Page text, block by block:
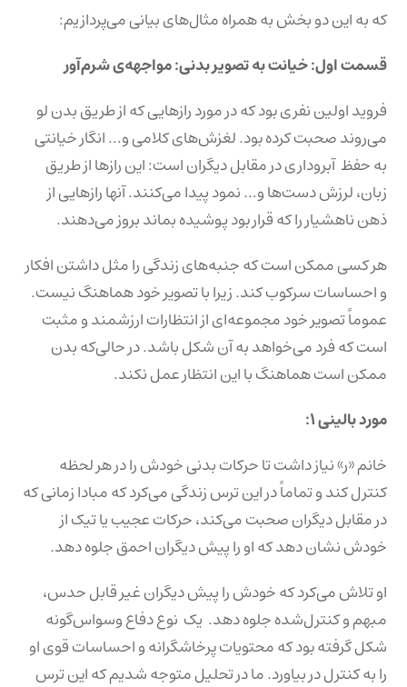
که به این دو بخش به همراه مثال‌های بیانی می‌پردازیم:
قسمت اول: خیانت به تصویر بدنی: مواجهه‌ی شرم‌آور
فروید اولین نفری بود که در مورد رازهایی که از طریق بدن لو
می‌روند صحبت کرده بود. لغزش‌های کلامی و… انگار خیانتی
به حفظ آبروداری در مقابل دیگران است: این رازها از طریق
زبان، لرزش دست‌ها و… نمود پیدا می‌کنند. آنها رازهایی از
ذهن ناهشیار را که قرار بود پوشیده بماند بروز می‌دهند.
هر کسی ممکن است که جنبه‌های زندگی را مثل داشتن افکار
و احساسات سرکوب کند. زیرا با تصویر خود هماهنگ نیست.
عموماً تصویر خود مجموعه‌ای از انتظارات ارزشمند و مثبت
است که فرد می‌خواهد به آن شکل باشد. در حالی‌که بدن
ممکن است هماهنگ با این انتظار عمل نکند.
مورد بالینی ۱:
خانم «ر» نیاز داشت تا حرکات بدنی خودش را در هر لحظه
کنترل کند و تماماً در این ترس زندگی می‌کرد که مبادا زمانی که
در مقابل دیگران صحبت می‌کند، حرکات عجیب یا تیک از
خودش نشان دهد که او را پیش دیگران احمق جلوه دهد.
او تلاش می‌کرد که خودش را پیش دیگران غیر قابل حدس،
مبهم و کنترل‌شده جلوه دهد. یک نوع دفاع وسواس‌گونه
شکل گرفته بود که محتویات پرخاشگرانه و احساسات قوی او
را به کنترل در بیاورد. ما در تحلیل متوجه شدیم که این ترس